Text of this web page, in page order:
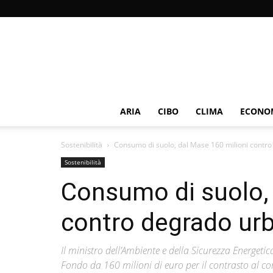
ARIA CIBO CLIMA
Sostenibilità Consumo di suolo, dal Mase 160 milioni
Sostenibilità
Consumo di
contro degrado
Il ministro dell’Ambiente e della Sicurezza
Fondo da 160 milioni di euro per il contrasto al